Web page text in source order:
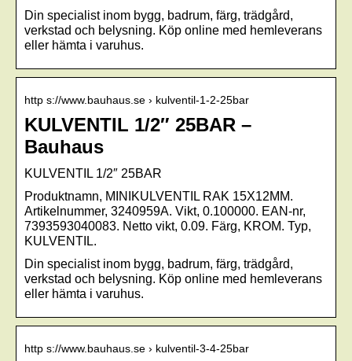
Din specialist inom bygg, badrum, färg, trädgård,
verkstad och belysning. Köp online med hemleverans
eller hämta i varuhus.
http s://www.bauhaus.se › kulventil-1-2-25bar
KULVENTIL 1/2″ 25BAR –
Bauhaus
KULVENTIL 1/2″ 25BAR
Produktnamn, MINIKULVENTIL RAK 15X12MM.
Artikelnummer, 3240959A. Vikt, 0.100000. EAN-nr,
7393593040083. Netto vikt, 0.09. Färg, KROM. Typ,
KULVENTIL.
Din specialist inom bygg, badrum, färg, trädgård,
verkstad och belysning. Köp online med hemleverans
eller hämta i varuhus.
http s://www.bauhaus.se › kulventil-3-4-25bar